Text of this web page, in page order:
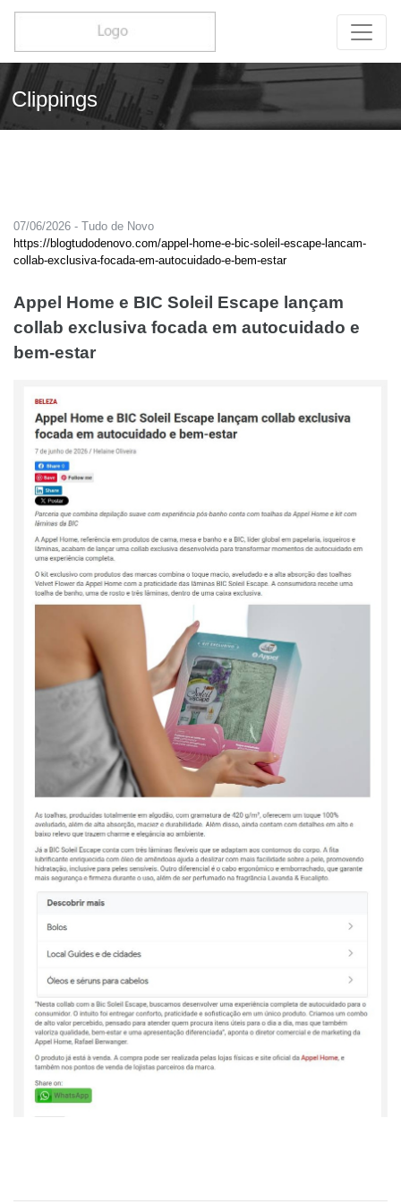
Clippings
07/06/2026 - Tudo de Novo
https://blogtudodenovo.com/appel-home-e-bic-soleil-escape-lancam-
collab-exclusiva-focada-em-autocuidado-e-bem-estar
Appel Home e BIC Soleil Escape lançam
collab exclusiva focada em autocuidado e
bem-estar